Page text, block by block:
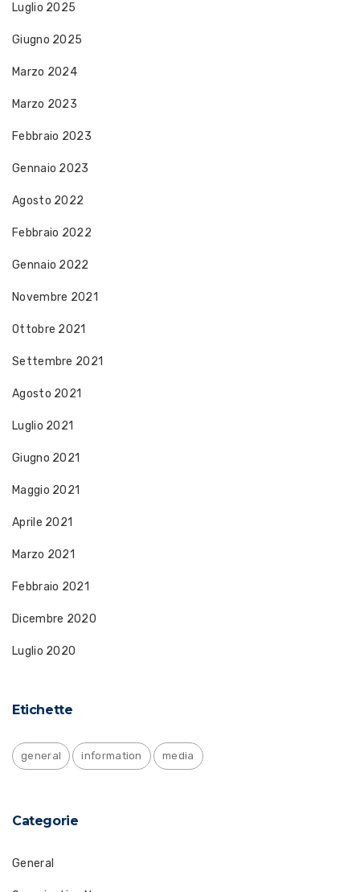
Luglio 2025
Giugno 2025
Marzo 2024
Marzo 2023
Febbraio 2023
Gennaio 2023
Agosto 2022
Febbraio 2022
Gennaio 2022
Novembre 2021
Ottobre 2021
Settembre 2021
Agosto 2021
Luglio 2021
Giugno 2021
Maggio 2021
Aprile 2021
Marzo 2021
Febbraio 2021
Dicembre 2020
Luglio 2020
Etichette
general information media
Categorie
General